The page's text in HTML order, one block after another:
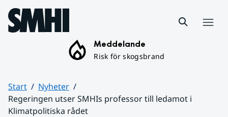
Hoppa till sidans innehåll
Meddelande
Risk för skogsbrand
Start
Nyheter
Regeringen utser SMHIs professor till ledamot i
Klimatpolitiska rådet